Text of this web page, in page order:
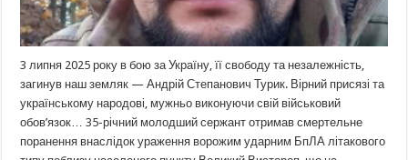
3 липня 2025 року в бою за Україну, її свободу та незалежність,
загинув наш земляк — Андрій Степанович Турик. Вірний присязі та
українському народові, мужньо виконуючи свій військовий
обов’язок… 35-річний молодший сержант отримав смертельне
поранення внаслідок ураження ворожим ударним БпЛА літакового